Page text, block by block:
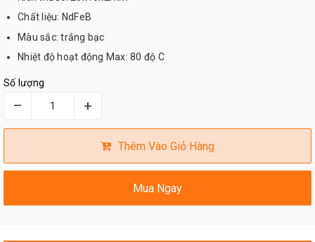
Chất liệu: NdFeB
Màu sắc: trắng bạc
Nhiệt độ hoạt động Max: 80 độ C
Số lượng
– +
Thêm Vào Giỏ Hàng
Mua Ngay